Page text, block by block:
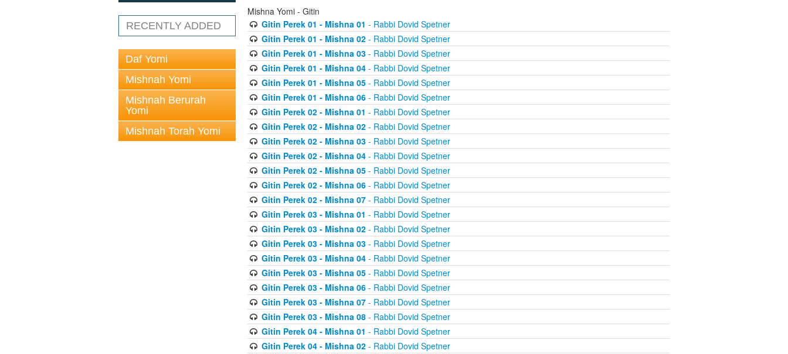
RECENTLY ADDED
Daf Yomi
Mishnah Yomi
Mishnah Berurah
Yomi
Mishnah Torah Yomi
Mishna Yomi - Gitin
Gitin Perek 01 - Mishna 01 - Rabbi Dovid Spetner
Gitin Perek 01 - Mishna 02- Rabbi Dovid Spetner
Gitin Perek 01 - Mishna 03- Rabbi Dovid Spetner
Gitin Perek 01 - Mishna 04- Rabbi Dovid Spetner
Gitin Perek 01 - Mishna 05- Rabbi Dovid Spetner
Gitin Perek 01 - Mishna 06- Rabbi Dovid Spetner
Gitin Perek 02 - Mishna 01 - Rabbi Dovid Spetner
Gitin Perek 02 - Mishna 02- Rabbi Dovid Spetner
Gitin Perek 02 - Mishna 03- Rabbi Dovid Spetner
Gitin Perek 02 - Mishna 04- Rabbi Dovid Spetner
Gitin Perek 02 - Mishna 05- Rabbi Dovid Spetner
Gitin Perek 02 - Mishna 06- Rabbi Dovid Spetner
Gitin Perek 02 - Mishna 07- Rabbi Dovid Spetner
Gitin Perek 03 - Mishna 01 - Rabbi Dovid Spetner
Gitin Perek 03 - Mishna 02- Rabbi Dovid Spetner
Gitin Perek 03 - Mishna 03- Rabbi Dovid Spetner
Gitin Perek 03 - Mishna 04- Rabbi Dovid Spetner
Gitin Perek 03 - Mishna 05- Rabbi Dovid Spetner
Gitin Perek 03 - Mishna 06- Rabbi Dovid Spetner
Gitin Perek 03 - Mishna 07- Rabbi Dovid Spetner
Gitin Perek 03 - Mishna 08- Rabbi Dovid Spetner
Gitin Perek 04 - Mishna 01 - Rabbi Dovid Spetner
Gitin Perek 04 - Mishna 02- Rabbi Dovid Spetner